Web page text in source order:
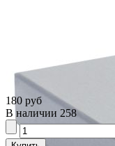
180 руб
В наличии 258